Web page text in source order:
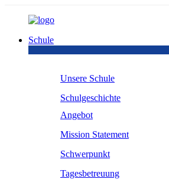
Schule
Unsere Schule
Schulgeschichte
Angebot
Mission Statement
Schwerpunkt
Tagesbetreuung